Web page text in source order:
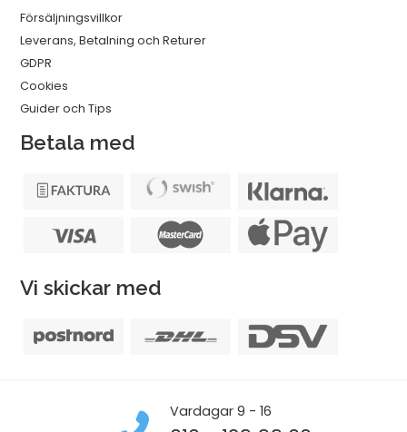
Försäljningsvillkor
Leverans, Betalning och Returer
GDPR
Cookies
Guider och Tips
Betala med
Vi skickar med
Vardagar 9 - 16